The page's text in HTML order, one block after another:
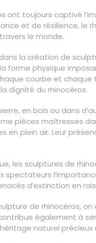
ont toujours captivé
et de résilience, le
le monde.
la création de
forme physique
courbe et
dignité du rhinocéros.
en bois ou dans
pièces maîtresses
en plein air. Leur
les sculptures de
spectateurs
d’extinction en
de rhinocéros,
également à
naturel